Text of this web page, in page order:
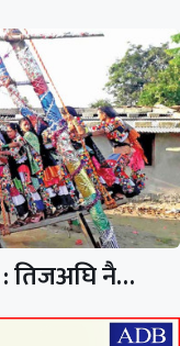
: तिजअघि नै…